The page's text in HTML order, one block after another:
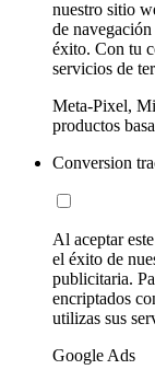
nuestro sitio
de
éxito. Con tu
servicios de
Meta-Pixel,
productos
Conversion
Al aceptar
el éxito de
publicitaria.
encriptados
utilizas sus
Google Ads